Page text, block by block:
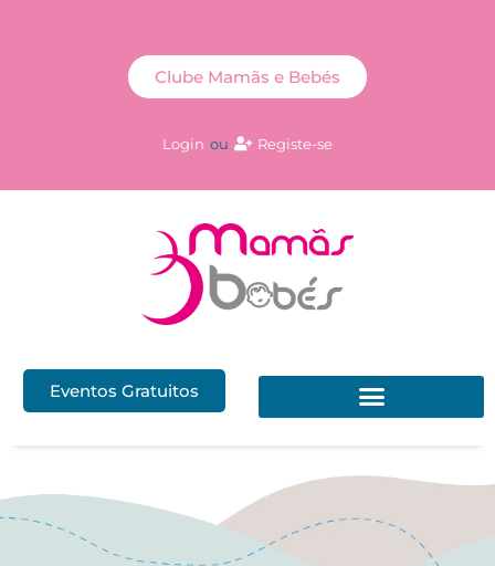
Login ou Registe-se
Clube Mamãs e Bebés
Eventos Gratuitos